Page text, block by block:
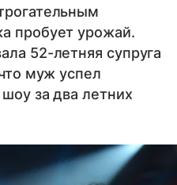
пробует урожай.
52-летняя супруга
муж успел
за два летних